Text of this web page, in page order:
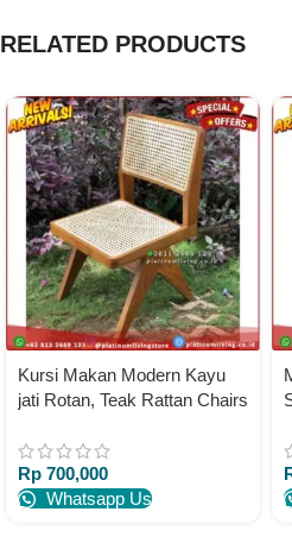
RELATED PRODUCTS
Kursi Makan Modern Kayu
jati Rotan, Teak Rattan Chairs
Indonesia
Rp 700,000
Whatsapp Us